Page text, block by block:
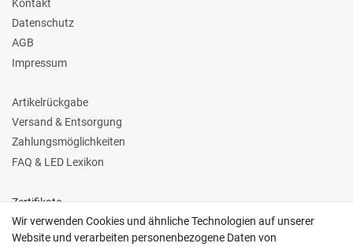
Kontakt
Datenschutz
AGB
Impressum
Artikelrückgabe
Versand & Entsorgung
Zahlungsmöglichkeiten
FAQ & LED Lexikon
Zertifikate
Wir verwenden Cookies und ähnliche Technologien auf unserer
Website und verarbeiten personenbezogene Daten von